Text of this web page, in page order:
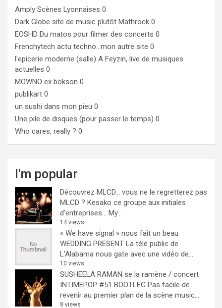
Amply Scènes Lyonnaises 0
Dark Globe site de music plutôt Mathrock 0
EOSHD Du matos pour filmer des concerts 0
Frenchytech actu techno…mon autre site 0
l'epicerie moderne (salle) A Feyzin, live de musiques
actuelles 0
MOWNO ex bokson 0
publikart 0
un sushi dans mon pieu 0
Une pile de disques (pour passer le temps) 0
Who cares, really ? 0
I'm popular
Découvrez MLCD… vous ne le regretterez pas
MLCD ? Kesako ce groupe aux initiales
d’entreprises… My...
14 views
« We have signal » nous fait un beau
WEDDING PRESENT La télé public de
L'Alabama nous gate avec une vidéo de...
10 views
SUSHEELA RAMAN se la ramène / concert
INTIMEPOP #51 BOOTLEG Pas facile de
revenir au premier plan de la scène music...
8 views